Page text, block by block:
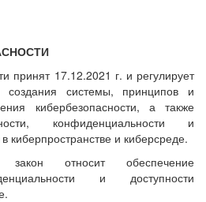
принят 17.12.2021 г. и регулирует
создания системы, принципов и
кибербезопасности, а также
конфиденциальности и
киберпространстве и киберсреде.
закон относит обеспечение
и доступности